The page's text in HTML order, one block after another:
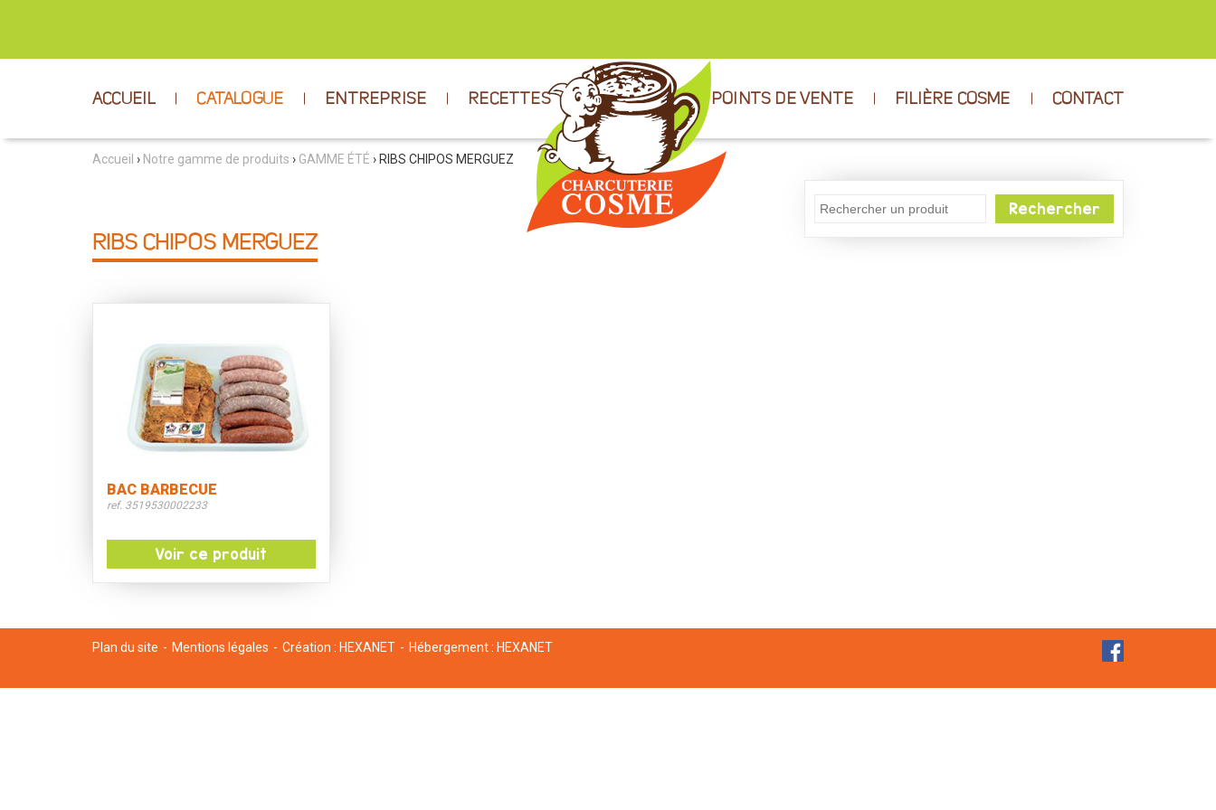
ACCUEIL CATALOGUE ENTREPRISE RECETTES POINTS DE VENTE FILIÈRE COSME CONTACT
Accueil › Notre gamme de produits › GAMME ÉTÉ › RIBS CHIPOS MERGUEZ
Rechercher
RIBS CHIPOS MERGUEZ
BAC BARBECUE
ref. 3519530002233
Voir ce produit
Plan du site Mentions légales Création : HEXANET Hébergement : HEXANET